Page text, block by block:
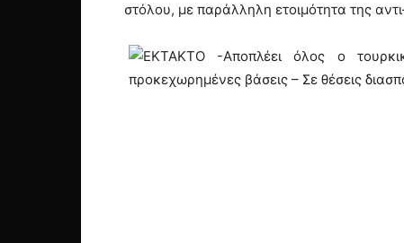
στόλου, με παράλληλη ετοιμότητα της